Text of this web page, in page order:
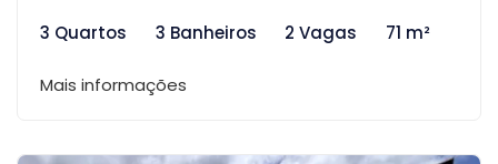
3 Quartos
3 Banheiros 2 Vagas 71 m²
Mais informações